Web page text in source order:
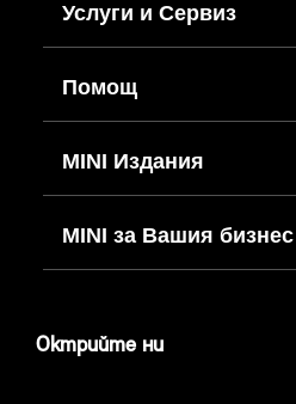
Услуги и Сервиз
Помощ
MINI Издания
MINI за Вашия бизнес
Октрийте ни